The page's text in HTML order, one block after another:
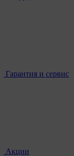
Гарантия и сервис
Акции